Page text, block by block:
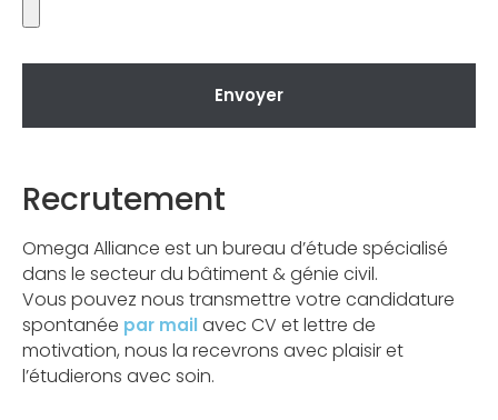
Envoyer
Recrutement
Omega Alliance est un bureau d’étude spécialisé
dans le secteur du bâtiment & génie civil.
Vous pouvez nous transmettre votre candidature
spontanée par mail avec CV et lettre de
motivation, nous la recevrons avec plaisir et
l’étudierons avec soin.